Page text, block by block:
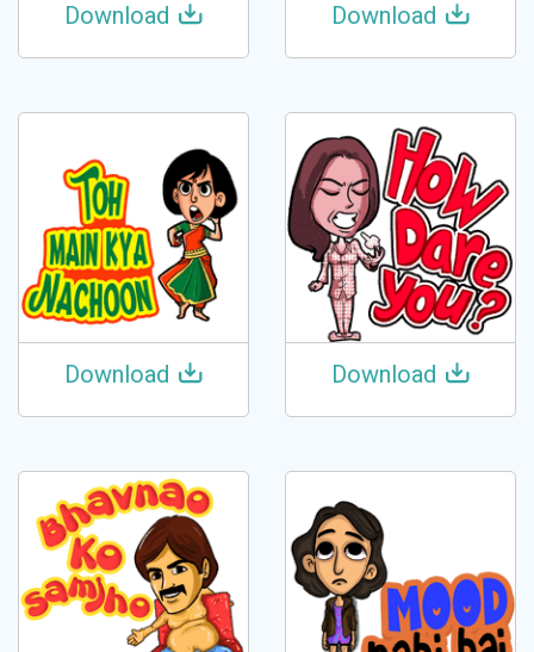
Download Download
Download Download